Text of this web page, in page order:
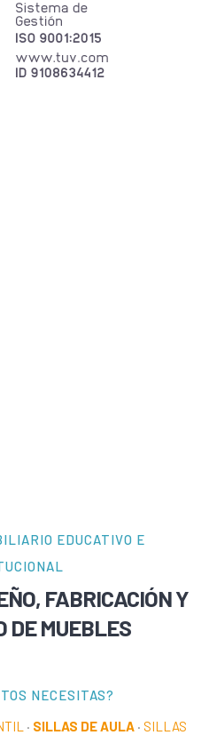
EDUCATIVO E
FABRICACIÓN Y
DE MUEBLES
NECESITAS?
· SILLAS DE AULA · SILLAS